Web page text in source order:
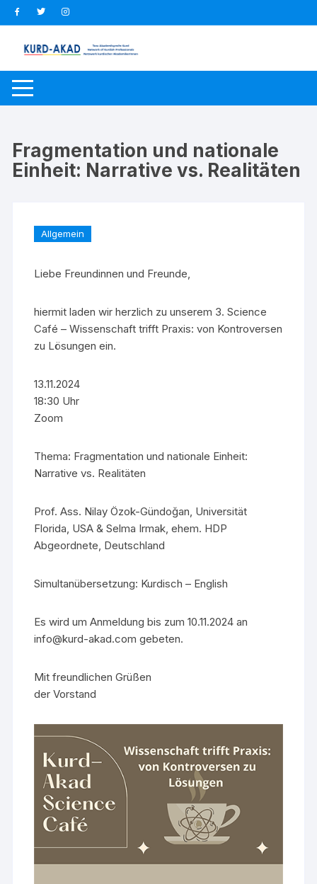
Zum
Inhalt
springen
Fragmentation und nationale
Einheit: Narrative vs. Realitäten
Allgemein
Liebe Freundinnen und Freunde,
hiermit laden wir herzlich zu unserem 3. Science
Café – Wissenschaft trifft Praxis: von Kontroversen
zu Lösungen ein.
13.11.2024
18:30 Uhr
Zoom
Thema: Fragmentation und nationale Einheit:
Narrative vs. Realitäten
Prof. Ass. Nilay Özok-Gündoğan, Universität
Florida, USA & Selma Irmak, ehem. HDP
Abgeordnete, Deutschland
Simultanübersetzung: Kurdisch – English
Es wird um Anmeldung bis zum 10.11.2024 an
info@kurd-akad.com gebeten.
Mit freundlichen Grüßen
der Vorstand